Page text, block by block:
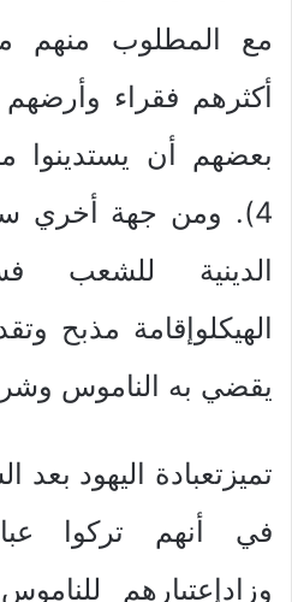
مع المطلوب منهم
أكثرهم فقراء
4). ومن جهة أخري
الدينية للشعب
الهيكلوإقامة مذبح
يقضي به الناموس
تميزتعبادة اليهود
في أنهم تركوا
وزادإعتبارهم